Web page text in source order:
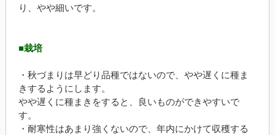
り、やや細いです。
■栽培
・秋づまりは早どり品種ではないので、やや遅くに種ま
きするようにします。
やや遅くに種まきをすると、良いものができやすいで
す。
・耐寒性はあまり強くないので、年内にかけて収穫する